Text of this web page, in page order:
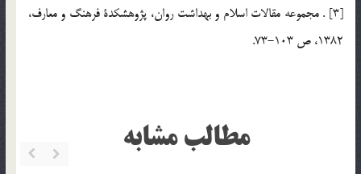
[3] . مجموعه مقالات اسلام و بهداشت روان، پژوهشكدة فرهنگ و معارف،
1382، ص 103-73.
مطالب مشابه